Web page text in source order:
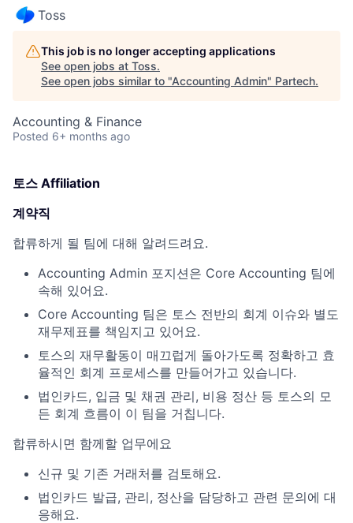
Toss
This job is no longer accepting applications
See open jobs at Toss.
See open jobs similar to "Accounting Admin" Partech.
Accounting & Finance
Posted 6+ months ago
토스 Affiliation
계약직
합류하게 될 팀에 대해 알려드려요.
Accounting Admin 포지션은 Core Accounting 팀에
속해 있어요.
Core Accounting 팀은 토스 전반의 회계 이슈와 별도
재무제표를 책임지고 있어요.
토스의 재무활동이 매끄럽게 돌아가도록 정확하고 효
율적인 회계 프로세스를 만들어가고 있습니다.
법인카드, 입금 및 채권 관리, 비용 정산 등 토스의 모
든 회계 흐름이 이 팀을 거칩니다.
합류하시면 함께할 업무에요
신규 및 기존 거래처를 검토해요.
법인카드 발급, 관리, 정산을 담당하고 관련 문의에 대
응해요.